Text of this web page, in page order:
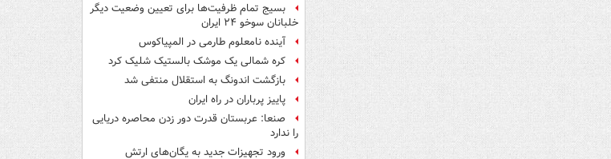
بسیج تمام ظرفیت‌ها برای تعیین وضعیت دیگر
خلبانان سوخو ۲۴ ایران
آینده نامعلوم طارمی در المپیاکوس
کره شمالی یک موشک بالستیک شلیک کرد
بازگشت اندونگ به استقلال منتفی شد
پاییز پرباران در راه ایران
صنعا: عربستان قدرت دور زدن محاصره دریایی
را ندارد
ورود تجهیزات جدید به یگان‌های ارتش